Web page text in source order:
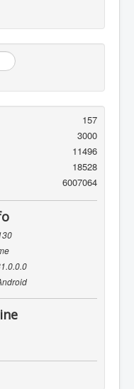
157
3000
11496
18528
6007064